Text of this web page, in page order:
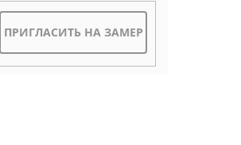
ПРИГЛАСИТЬ НА ЗАМЕР